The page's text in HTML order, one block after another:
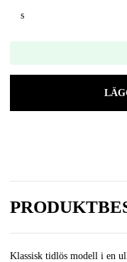
Klassisk tidlös modell i en